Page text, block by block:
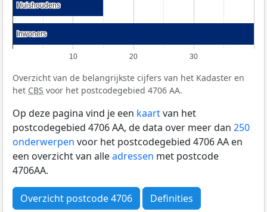
10 20 30
Huishoudens
Huishoudens
Inwoners
Inwoners
Overzicht van de belangrijkste cijfers van het Kadaster en
het CBS voor het postcodegebied 4706 AA.
Op deze pagina vind je een kaartvan het
postcodegebied 4706 AA, de data over meer dan 250
onderwerpen voor het postcodegebied 4706 AA en
een overzicht van alleadressen met postcode
4706AA.
Overzicht postcode 4706 Definities